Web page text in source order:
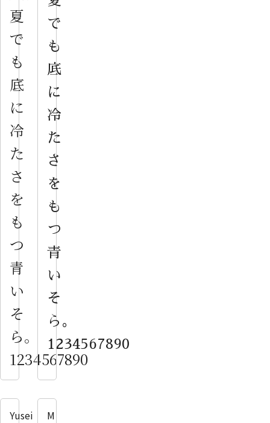
夏
で
も
底
に
冷
た
さ
を
も
つ
青
い
そ
ら。
1234567890
で
も
底
に
冷
た
さ
を
も
つ
青
い
そ
ら。
1234567890
Yusei
M